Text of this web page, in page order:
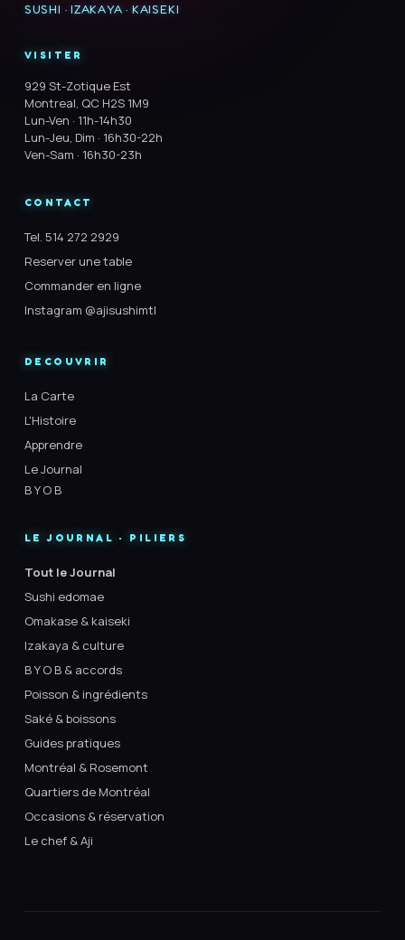
SUSHI · IZAKAYA · KAISEKI
VISITER
929 St-Zotique Est
Montreal, QC H2S 1M9
Lun-Ven · 11h-14h30
Lun-Jeu, Dim · 16h30-22h
Ven-Sam · 16h30-23h
CONTACT
Tel. 514 272 2929
Reserver une table
Commander en ligne
Instagram @ajisushimtl
DECOUVRIR
La Carte
L'Histoire
Apprendre
Le Journal
B Y O B
LE JOURNAL · PILIERS
Tout le Journal
Sushi edomae
Omakase & kaiseki
Izakaya & culture
B Y O B & accords
Poisson & ingrédients
Saké & boissons
Guides pratiques
Montréal & Rosemont
Quartiers de Montréal
Occasions & réservation
Le chef & Aji